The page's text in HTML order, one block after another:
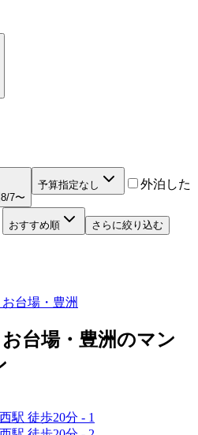
8/7〜
予算指定なし 外泊した
おすすめ順 さらに絞り込む
台場・豊洲
台場・豊洲のマン